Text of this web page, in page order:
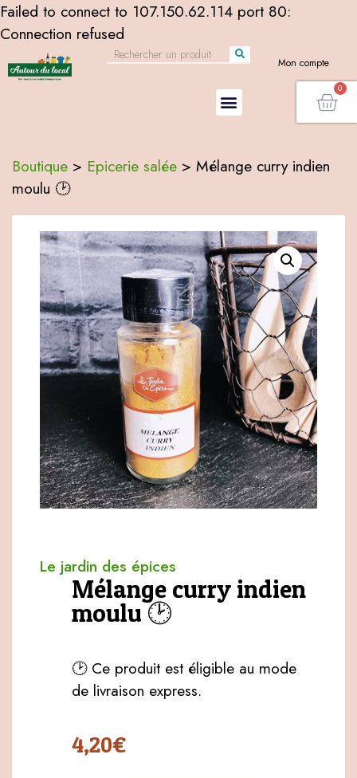
Failed to connect to 107.150.62.114 port 80:
Connection refused
Mon compte
Boutique > Epicerie salée > Mélange curry indien
moulu 🕑
Le jardin des épices
Mélange curry indien
moulu 🕑
🕑 Ce produit est éligible au mode
de livraison express.
4,20€